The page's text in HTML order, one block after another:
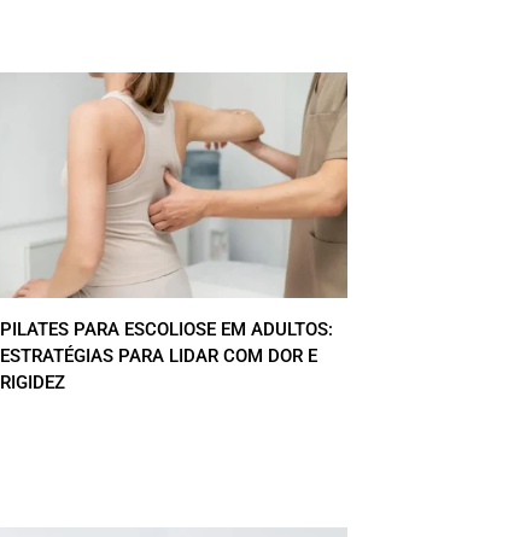
PILATES PARA ESCOLIOSE EM ADULTOS:
ESTRATÉGIAS PARA LIDAR COM DOR E
RIGIDEZ